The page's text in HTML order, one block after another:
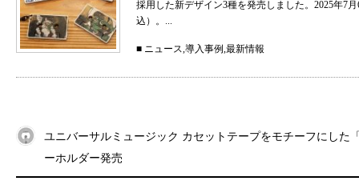
採用した新デザイン3種を発売しました。2025年7
込）。...
■ ニュース,導入事例,最新情報
ユニバーサルミュージック カセットテープをモチーフにした
ーホルダー発売